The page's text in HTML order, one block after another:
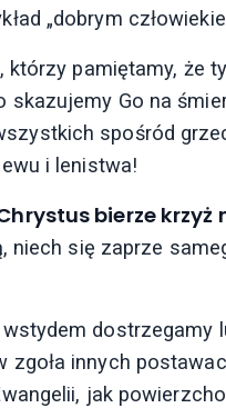
„dobrym
którzy pamiętamy, że
skazujemy Go na
spośród
i lenistwa!
bierze krzyż
niech się zaprze
zgoła innych
jak